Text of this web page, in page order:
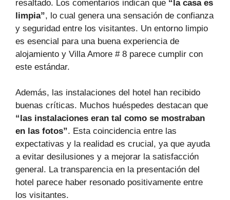
resaltado. Los comentarios indican que “la casa es
limpia”, lo cual genera una sensación de confianza
y seguridad entre los visitantes. Un entorno limpio
es esencial para una buena experiencia de
alojamiento y Villa Amore # 8 parece cumplir con
este estándar.
Además, las instalaciones del hotel han recibido
buenas críticas. Muchos huéspedes destacan que
“las instalaciones eran tal como se mostraban
en las fotos”. Esta coincidencia entre las
expectativas y la realidad es crucial, ya que ayuda
a evitar desilusiones y a mejorar la satisfacción
general. La transparencia en la presentación del
hotel parece haber resonado positivamente entre
los visitantes.